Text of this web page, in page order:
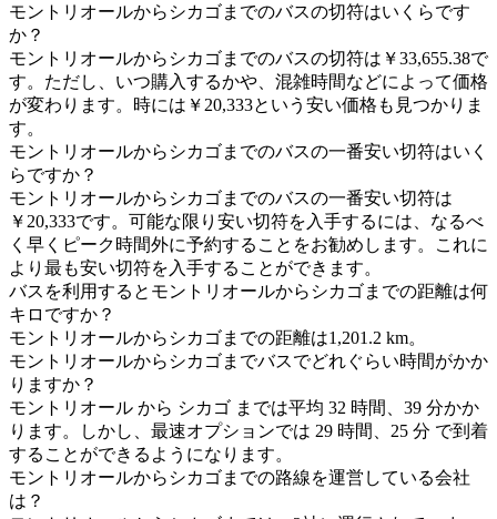
モントリオールからシカゴまでのバスの切符はいくらです
か？
モントリオールからシカゴまでのバスの切符は￥33,655.38で
す。ただし、いつ購入するかや、混雑時間などによって価格
が変わります。時には￥20,333という安い価格も見つかりま
す。
モントリオールからシカゴまでのバスの一番安い切符はいく
らですか？
モントリオールからシカゴまでのバスの一番安い切符は
￥20,333です。可能な限り安い切符を入手するには、なるべ
く早くピーク時間外に予約することをお勧めします。これに
より最も安い切符を入手することができます。
バスを利用するとモントリオールからシカゴまでの距離は何
キロですか？
モントリオールからシカゴまでの距離は1,201.2 km。
モントリオールからシカゴまでバスでどれぐらい時間がかか
りますか？
モントリオール から シカゴ までは平均 32 時間、39 分かか
ります。しかし、最速オプションでは 29 時間、25 分 で到着
することができるようになります。
モントリオールからシカゴまでの路線を運営している会社
は？